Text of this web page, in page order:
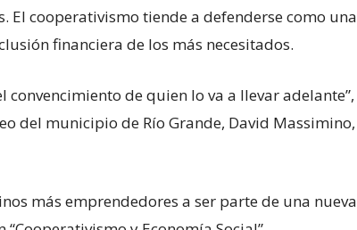
El cooperativismo tiende a defenderse como una
financiera de los más necesitados.
convencimiento de quien lo va a llevar adelante”,
del municipio de Río Grande, David Massimino,
más emprendedores a ser parte de una nueva